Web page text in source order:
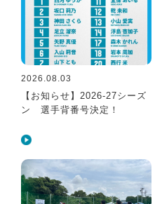
2026.08.03
【お知らせ】2026-27シーズ
ン 選手背番号決定！